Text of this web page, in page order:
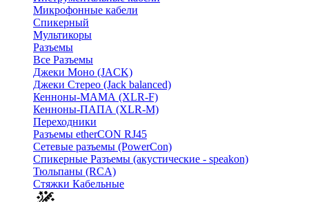
Микрофонные кабели
Спикерный
Мультикоры
Разъемы
Все Разъемы
Джеки Моно (JACK)
Джеки Стерео (Jack balanced)
Кенноны-МАМА (XLR-F)
Кенноны-ПАПА (XLR-M)
Переходники
Разъемы etherCON RJ45
Сетевые разъемы (PowerCon)
Спикерные Разъемы (акустические - speakon)
Тюльпаны (RCA)
Стяжки Кабельные